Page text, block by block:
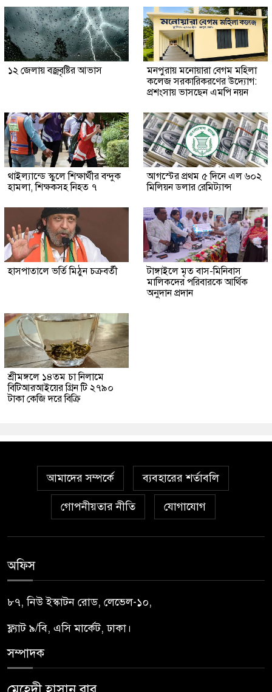
১২ জেলায় বজ্রবৃষ্টির আভাস
মনপুরায় মনোয়ারা বেগম মহিলা
কলেজ সরকারিকরণের উদ্যোগ:
প্রশংসায় ভাসছেন এমপি নয়ন
থাইল্যান্ডে স্কুলে শিক্ষার্থীর বন্দুক
হামলা, শিক্ষকসহ নিহত ৭
আগস্টের প্রথম ৫ দিনে এল ৬০২
মিলিয়ন ডলার রেমিট্যান্স
হাসপাতালে ভর্তি মিঠুন চক্রবর্তী
টাঙ্গাইলে মৃত বাস-মিনিবাস
মালিকদের পরিবারকে আর্থিক
অনুদান প্রদান
শ্রীমঙ্গলে ১৪তম চা নিলামে
বিটিআরআইয়ের গ্রিন টি ২৭৯০
টাকা কেজি দরে বিক্রি
আমাদের সম্পর্কে ব্যবহারের শর্তাবলি
গোপনীয়তার নীতি যোগাযোগ
অফিস
৮৭, নিউ ইস্কাটন রোড, লেভেল-১০,
ফ্ল্যাট ৯/বি, এসি মার্কেট, ঢাকা।
সম্পাদক